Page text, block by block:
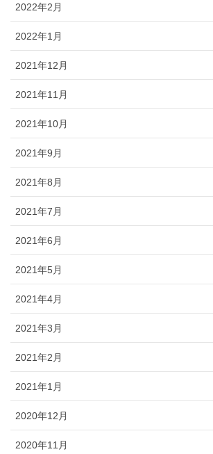
2022年2月
2022年1月
2021年12月
2021年11月
2021年10月
2021年9月
2021年8月
2021年7月
2021年6月
2021年5月
2021年4月
2021年3月
2021年2月
2021年1月
2020年12月
2020年11月